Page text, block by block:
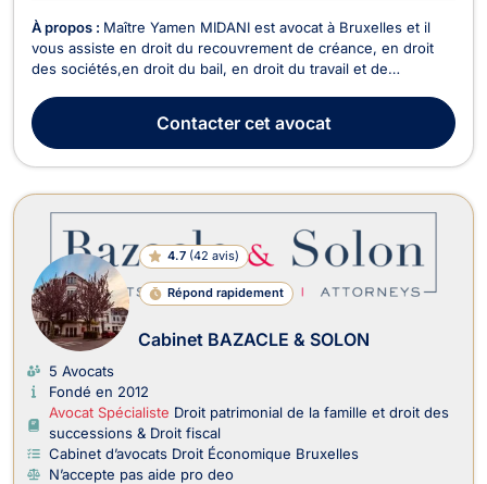
À propos : Maître Yamen MIDANI est avocat à Bruxelles et il
vous assiste en droit du recouvrement de créance, en droit
des sociétés,en droit du bail, en droit du travail et de
et de la concurrence. Il peut vous recevoir ou vous conseiller
en appel/visioconférence. Pour ce...
Contactercet avocat
4.7 (42 avis)
Répond rapidement
Cabinet BAZACLE & SOLON
5 Avocats
Fondé en 2012
Avocat Spécialiste Droit patrimonial de la famille et droit des
successions & Droit fiscal
Cabinet d’avocats Droit Économique Bruxelles
N’accepte pas aide pro deo